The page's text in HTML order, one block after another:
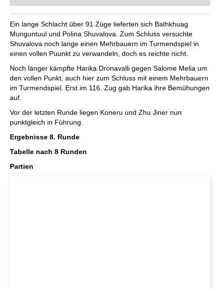
Ein lange Schlacht über 91 Züge lieferten sich Bathkhuag
Munguntuul und Polina Shuvalova. Zum Schluss versuchte
Shuvalova noch lange einen Mehrbauern im Turmendspiel in
einen vollen Puunkt zu verwandeln, doch es reichte nicht.
Noch länger kämpfte Harika Dronavalli gegen Salome Melia um
den vollen Punkt, auch hier zum Schluss mit einem Mehrbauern
im Turmendspiel. Erst im 116. Zug gab Harika ihre Bemühungen
auf.
Vor der letzten Runde liegen Koneru und Zhu Jiner nun
punktgleich in Führung.
Ergebnisse 8. Runde
Tabelle nach 8 Runden
Partien